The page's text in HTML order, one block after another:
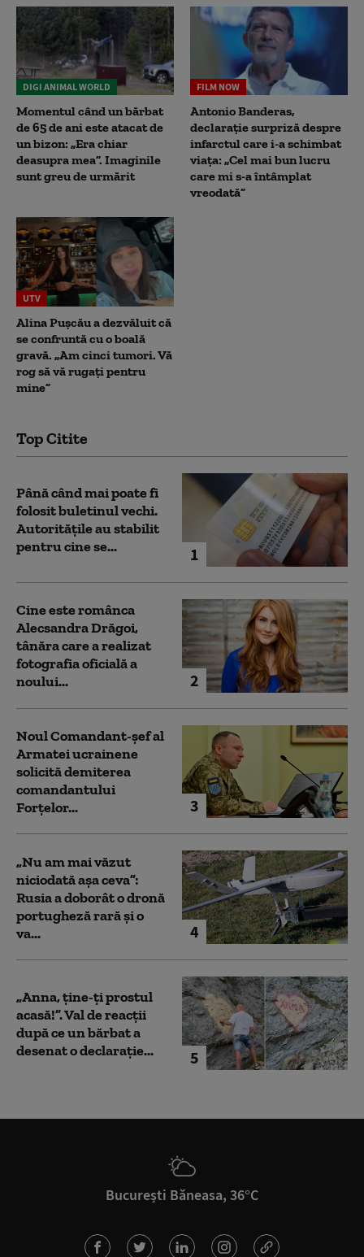
DIGI ANIMAL WORLD
Momentul când un bărbat
de 65 de ani este atacat de
un bizon: „Era chiar
deasupra mea”. Imaginile
sunt greu de urmărit
FILM NOW
Antonio Banderas,
declarație surpriză despre
infarctul care i-a schimbat
viața: „Cel mai bun lucru
care mi s-a întâmplat
vreodată”
UTV
Alina Pușcău a dezvăluit că
se confruntă cu o boală
gravă. „Am cinci tumori. Vă
rog să vă rugați pentru
mine”
Top Citite
1
Până când mai poate fi
folosit buletinul vechi.
Autoritățile au stabilit
pentru cine se...
2
Cine este românca
Alecsandra Drăgoi,
tânăra care a realizat
fotografia oficială a
noului...
3
Noul Comandant-șef al
Armatei ucrainene
solicită demiterea
comandantului
Forțelor...
4
„Nu am mai văzut
niciodată așa ceva”:
Rusia a doborât o dronă
portugheză rară și o
va...
5
„Anna, ţine-ţi prostul
acasă!”. Val de reacții
după ce un bărbat a
desenat o declarație...
București Băneasa, 36°C